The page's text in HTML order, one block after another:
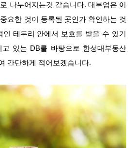
나누어지는것 같습니다. 대부업은 이
요한 것이 등록된 곳인가 확인하는 것
인 테두리 안에서 보호를 받을 수 있기
있는 DB를 바탕으로 한성대부동산
간단하게 적어보겠습니다.